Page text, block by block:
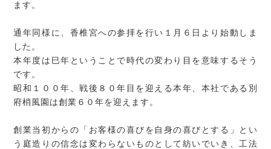
ます。
通年同様に、香椎宮への参拝を行い１月６日より始動しま
した。
本年度は巳年ということで時代の変わり目を意味するそう
です。
昭和１００年、戦後８０年目を迎える本年、本社である別
府梢風園は創業６０年を迎えます。
創業当初からの「お客様の喜びを自身の喜びとする」とい
う庭造りの信念は変わらないものとして紡いでいき、工法